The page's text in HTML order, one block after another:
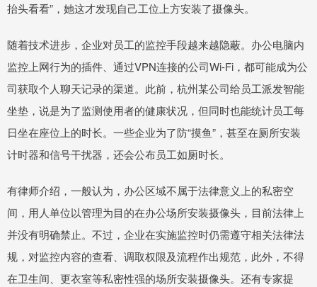
抬头看看”，她这才发现自己工位上方安装了摄像头。
随着技术进步，企业对员工的监控手段越来越隐蔽。办公电脑内
监控上网行为的插件、通过VPN连接的公司Wi-Fi，都可能成为公
司获取个人聊天记录的渠道。此前，杭州某公司给员工派发智能
坐垫，说是为了监测使用者的健康状况，但同时也能统计员工每
日坐在座位上的时长。一些企业为了防“摸鱼”，甚至在厕所安装
计时器和信号干扰器，还会公布员工如厕时长。
有律师介绍，一般认为，办公区域不属于法律意义上的私密空
间，用人单位以管理为目的在办公场所安装摄像头，目前法律上
并没有明确禁止。不过，企业在实施监控时仍需遵守相关法律法
规，对监控内容的查看、调取权限及流程作出规范，此外，不得
在卫生间、更衣室等私密性强的场所安装摄像头。还有专家提